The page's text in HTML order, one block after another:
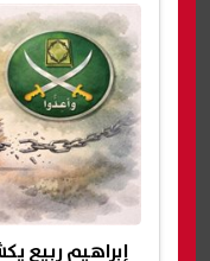
إبراهيم ربيع